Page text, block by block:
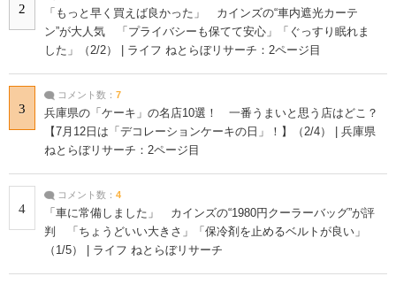
2
「もっと早く買えば良かった」 カインズの“車内遮光カーテ
ン”が大人気 「プライバシーも保てて安心」「ぐっすり眠れま
した」（2/2） | ライフ ねとらぼリサーチ：2ページ目
3
コメント数： 7
兵庫県の「ケーキ」の名店10選！ 一番うまいと思う店はどこ？
【7月12日は「デコレーションケーキの日」！】（2/4） | 兵庫県
ねとらぼリサーチ：2ページ目
4
コメント数： 4
「車に常備しました」 カインズの“1980円クーラーバッグ”が評
判 「ちょうどいい大きさ」「保冷剤を止めるベルトが良い」
（1/5） | ライフ ねとらぼリサーチ